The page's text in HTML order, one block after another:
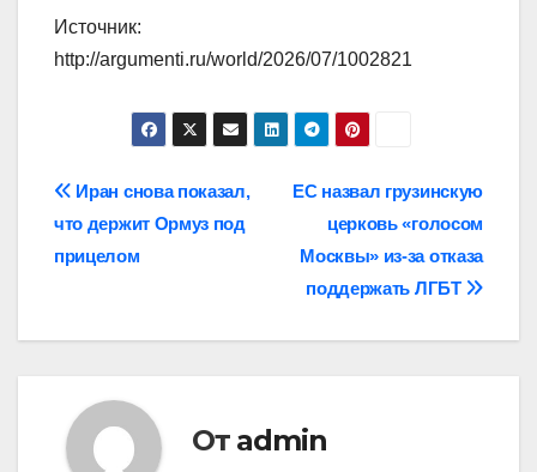
Источник:
http://argumenti.ru/world/2026/07/1002821
Навигация
по
ЕС назвал грузинскую
церковь «голосом
Москвы» из-за отказа
поддержать ЛГБТ
Иран снова показал,
что держит Ормуз под
прицелом
От admin